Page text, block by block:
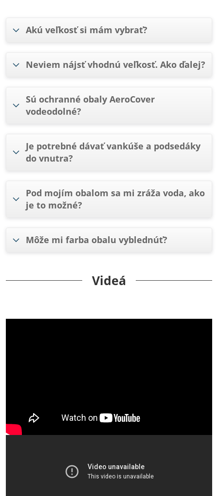
Akú veľkosť si mám vybrať?
Neviem nájsť vhodnú veľkosť. Ako ďalej?
Sú ochranné obaly AeroCover
vodeodolné?
Je potrebné dávať vankúše a podsedáky
do vnutra?
Pod mojím obalom sa mi zráža voda, ako
je to možné?
Môže mi farba obalu vyblednúť?
Videá